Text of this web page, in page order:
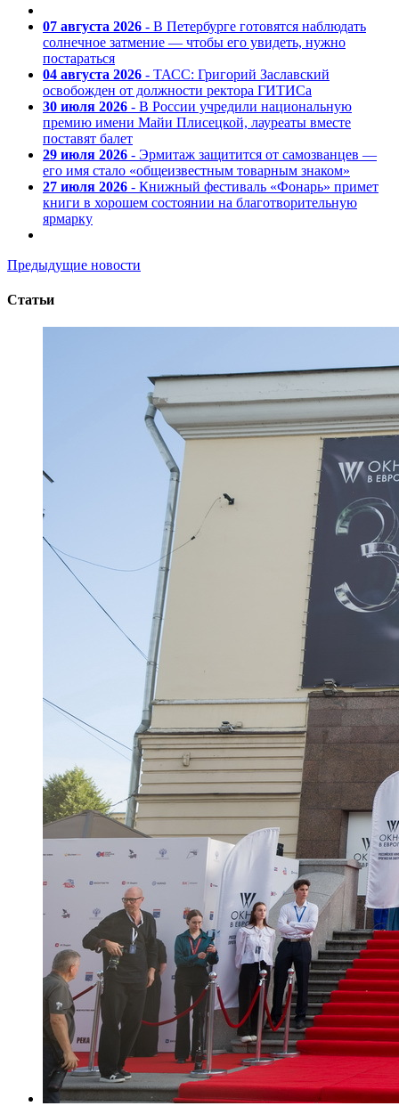
07 августа 2026 - В Петербурге готовятся наблюдать
солнечное затмение — чтобы его увидеть, нужно
постараться
04 августа 2026 - ТАСС: Григорий Заславский
освобожден от должности ректора ГИТИСа
30 июля 2026 - В России учредили национальную
премию имени Майи Плисецкой, лауреаты вместе
поставят балет
29 июля 2026 - Эрмитаж защитится от самозванцев —
его имя стало «общеизвестным товарным знаком»
27 июля 2026 - Книжный фестиваль «Фонарь» примет
книги в хорошем состоянии на благотворительную
ярмарку
Предыдущие новости
Статьи